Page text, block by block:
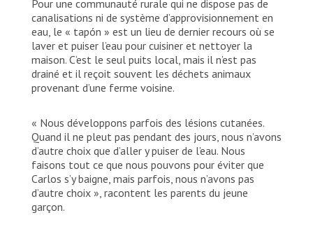
Pour une communauté rurale qui ne dispose pas de
canalisations ni de système d’approvisionnement en
eau, le « tapón » est un lieu de dernier recours où se
laver et puiser l’eau pour cuisiner et nettoyer la
maison. C’est le seul puits local, mais il n’est pas
drainé et il reçoit souvent les déchets animaux
provenant d’une ferme voisine.
« Nous développons parfois des lésions cutanées.
Quand il ne pleut pas pendant des jours, nous n’avons
d’autre choix que d’aller y puiser de l’eau. Nous
faisons tout ce que nous pouvons pour éviter que
Carlos s’y baigne, mais parfois, nous n’avons pas
d’autre choix », racontent les parents du jeune
garçon.